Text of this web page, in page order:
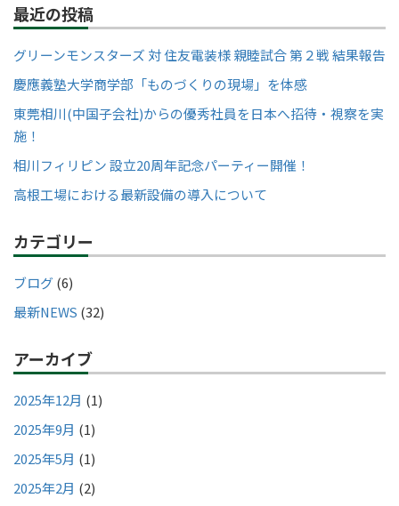
最近の投稿
グリーンモンスターズ 対 住友電装様 親睦試合 第２戦 結果報告
慶應義塾大学商学部「ものづくりの現場」を体感
東莞相川(中国子会社)からの優秀社員を日本へ招待・視察を実
施！
相川フィリピン 設立20周年記念パーティー開催！
高根工場における最新設備の導入について
カテゴリー
ブログ (6)
最新NEWS (32)
アーカイブ
2025年12月 (1)
2025年9月 (1)
2025年5月 (1)
2025年2月 (2)